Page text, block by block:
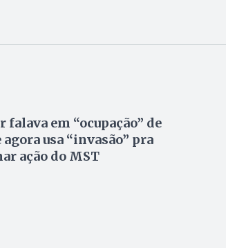
falava em “ocupação” de
agora usa “invasão” pra
ação do MST